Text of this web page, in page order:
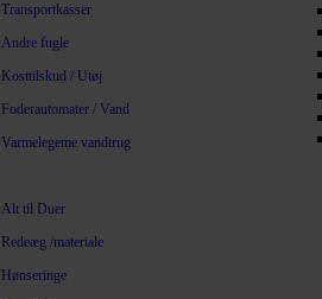
Transportkasser
Andre fugle
Kosttilskud / Utøj
Foderautomater / Vand
Varmelegeme vandtrug
Alt til Duer
Redeæg /materiale
Hønseringe